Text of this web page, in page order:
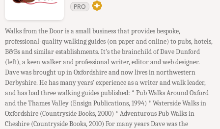
PRO
Walks from the Door is a small business that provides bespoke,
professional-quality walking guides (on paper and online) to pubs, hotels,
B&Bs and similar establishments. It's the brainchild of Dave Dunford
(left), a keen walker and professional writer, editor and web designer.
Dave was brought up in Oxfordshire and now lives in northwestern
Derbyshire. He has many years' experience as a writer and walk leader,
and has had three walking guides published: * Pub Walks Around Oxford
and the Thames Valley (Ensign Publications, 1994) * Waterside Walks in
Oxfordshire (Countryside Books, 2000) * Adventurous Pub Walks in
Cheshire (Countryside Books, 2010) For many years Dave was the